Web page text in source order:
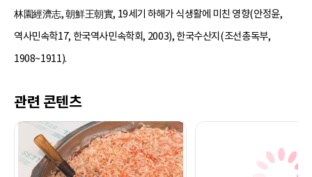
林園經濟志, 朝鮮王朝實, 19세기 하해가 식생활에 미친 영향(안정윤,
역사민속학17, 한국역사민속학회, 2003), 한국수산지(조선총독부,
1908~1911).
관련 콘텐츠